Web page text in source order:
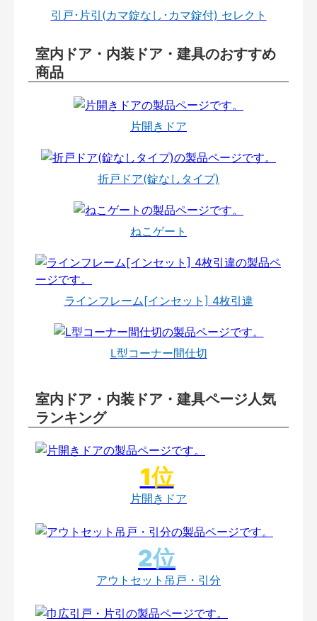
引戸･片引(カマ錠なし･カマ錠付) セレクト
室内ドア・内装ドア・建具のおすすめ
商品
片開きドア
折戸ドア(錠なしタイプ)
ねこゲート
ラインフレーム[インセット] 4枚引違
L型コーナー間仕切
室内ドア・内装ドア・建具ページ人気
ランキング
片開きドア
アウトセット吊戸・引分